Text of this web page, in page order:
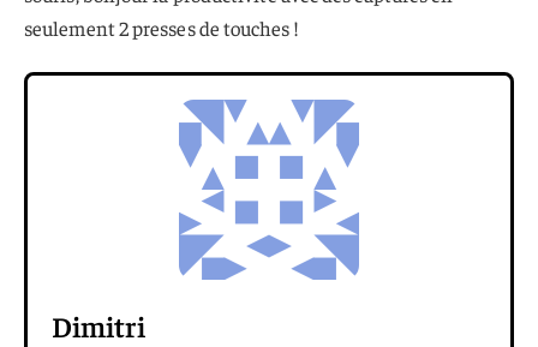
seulement 2 presses de touches !
Dimitri